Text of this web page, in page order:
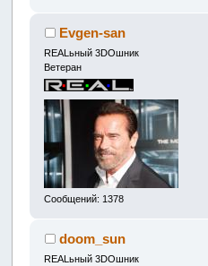
Evgen-san
REALьный 3DOшник
Ветеран
Сообщений: 1378
doom_sun
REALьный 3DOшник